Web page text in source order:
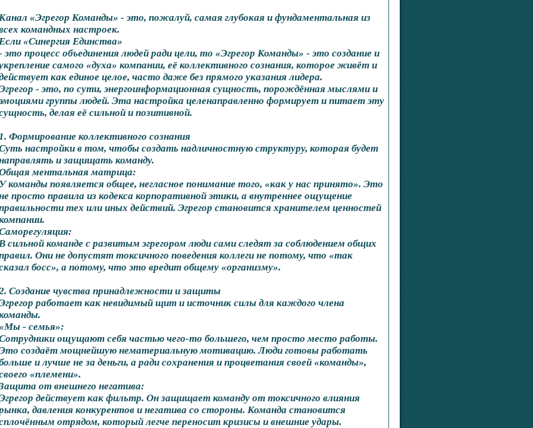
«Эгрегор Команды» - это, пожалуй, самая глубокая и фундаментальная из
командных настроек.
«Синергия Единства»
это процесс объединения людей ради цели, то «Эгрегор Команды» - это создание и
самого «духа» компании, её коллективного сознания, которое живёт и
как единое целое, часто даже без прямого указания лидера.
- это, по сути, энергоинформационная сущность, порождённая мыслями и
группы людей. Эта настройка целенаправленно формирует и питает эту
делая её сильной и позитивной.
Формирование коллективного сознания
настройки в том, чтобы создать надличностную структуру, которая будет
и защищать команду.
ментальная матрица:
У команды появляется общее, негласное понимание того, «как у нас принято». Это
просто правила из кодекса корпоративной этики, а внутреннее ощущение
тех или иных действий. Эгрегор становится хранителем ценностей
сильной команде с развитым эгрегором люди сами следят за соблюдением общих
Они не допустят токсичного поведения коллеги не потому, что «так
босс», а потому, что это вредит общему «организму».
Создание чувства принадлежности и защиты
работает как невидимый щит и источник силы для каждого члена
- семья»:
ощущают себя частью чего-то большего, чем просто место работы.
создаёт мощнейшую нематериальную мотивацию. Люди готовы работать
и лучше не за деньги, а ради сохранения и процветания своей «команды»,
«племени».
от внешнего негатива:
действует как фильтр. Он защищает команду от токсичного влияния
давления конкурентов и негатива со стороны. Команда становится
отрядом, который легче переносит кризисы и внешние удары.